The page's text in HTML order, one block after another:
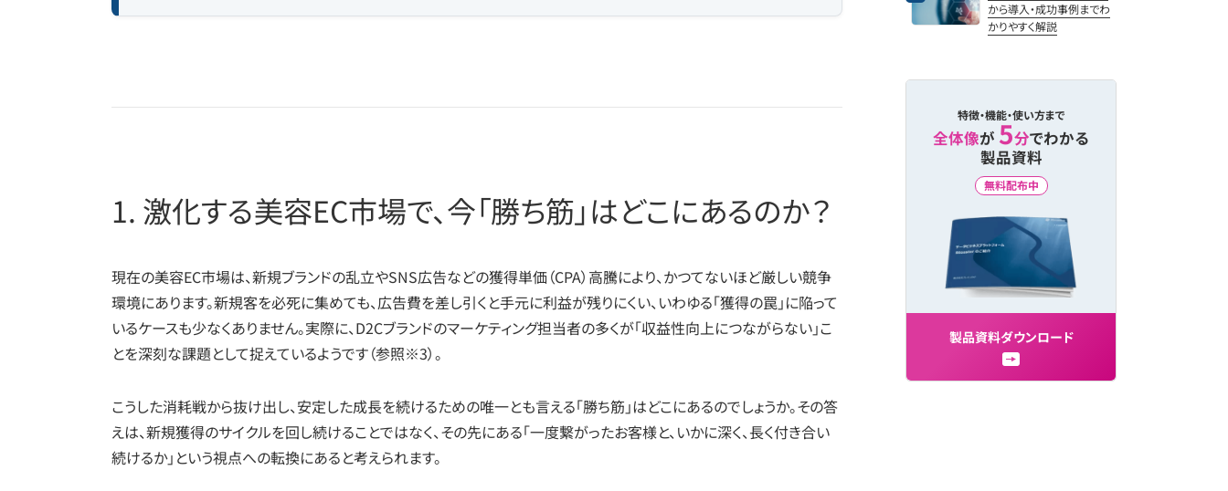
1. 激化する美容EC市場で、今「勝ち筋」はどこにあるのか？
現在の美容EC市場は、新規ブランドの乱立やSNS広告などの獲得単価（CPA）高騰により、かつてないほど厳しい競争
環境にあります。新規客を必死に集めても、広告費を差し引くと手元に利益が残りにくい、いわゆる「獲得の罠」に陥って
いるケースも少なくありません。実際に、D2Cブランドのマーケティング担当者の多くが「収益性向上につながらない」こ
とを深刻な課題として捉えているようです（参照※3）。
こうした消耗戦から抜け出し、安定した成長を続けるための唯一とも言える「勝ち筋」はどこにあるのでしょうか。その答
えは、新規獲得のサイクルを回し続けることではなく、その先にある「一度繋がったお客様と、いかに深く、長く付き合い
続けるか」という視点への転換にあると考えられます。
から導入・成功事例までわ
かりやすく解説
特徴・機能・使い方まで
全体像が 5分でわかる
製品資料
無料配布中
製品資料ダウンロー ド